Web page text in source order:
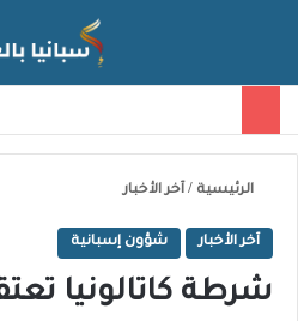
الرئيسية / آخر الأخبار
آخر الأخبار شؤون إسبانية
شرطة كاتالونيا